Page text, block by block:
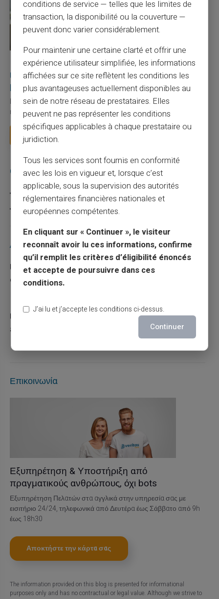
27/07/2026 Veritas Carte prépayée
Utilisation responsable du paiement mobile avec
la carte Veritas
Le paiement mobile s'est imposé dans les habitudes quotidiennes,
mais il appelle des réflexes pour é...
Lire la suite
Catégories
Carte prépayée
Escroquerie
Articles récents
Une carte bancaire gratuite sans compte, ça
existe ?
Utilisation responsable du paiement mobile
avec la carte Veritas
Επικοινωνία
Εξυπηρέτηση & Υποστήριξη από
πραγματικούς ανθρώπους, όχι bots
Εξυπηρέτηση Πελατών στα αγγλικά στην υπηρεσία σας με
εισιτήριο 24/24, τηλεφωνικά από Δευτέρα έως Σάββατο από 9h
έως 18h30
Αποκτήστε την κάρτα σας
The information provided on this blog is presented for informational
purposes only and has no contractual or legal value. Although we strive to
conditions de service — telles que les limites de
transaction, la disponibilité ou la couverture —
peuvent donc varier considérablement.
Pour maintenir une certaine clarté et offrir une
expérience utilisateur simplifiée, les informations
affichées sur ce site reflètent les conditions les
plus avantageuses actuellement disponibles au
sein de notre réseau de prestataires. Elles
peuvent ne pas représenter les conditions
spécifiques applicables à chaque prestataire ou
juridiction.
Tous les services sont fournis en conformité
avec les lois en vigueur et, lorsque c’est
applicable, sous la supervision des autorités
réglementaires financières nationales et
européennes compétentes.
En cliquant sur « Continuer », le visiteur
reconnaît avoir lu ces informations, confirme
qu’il remplit les critères d’éligibilité énoncés
et accepte de poursuivre dans ces
conditions.
J’ai lu et j’accepte les conditions ci-dessus.
Continuer